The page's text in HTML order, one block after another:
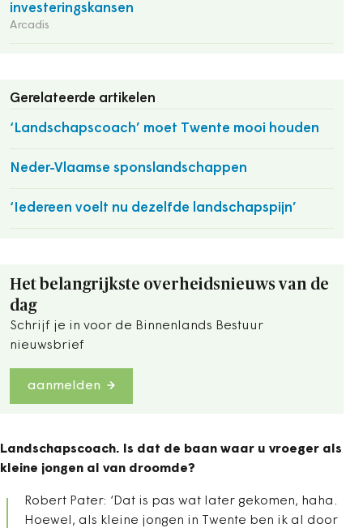
investeringskansen
Arcadis
Gerelateerde artikelen
‘Landschapscoach’ moet Twente mooi houden
Neder-Vlaamse sponslandschappen
‘Iedereen voelt nu dezelfde landschapspijn’
Het belangrijkste overheidsnieuws van de
dag
Schrijf je in voor de Binnenlands Bestuur
nieuwsbrief
aanmelden
Landschapscoach. Is dat de baan waar u vroeger als
kleine jongen al van droomde?
Robert Pater: ‘Dat is pas wat later gekomen, haha.
Hoewel, als kleine jongen in Twente ben ik al door